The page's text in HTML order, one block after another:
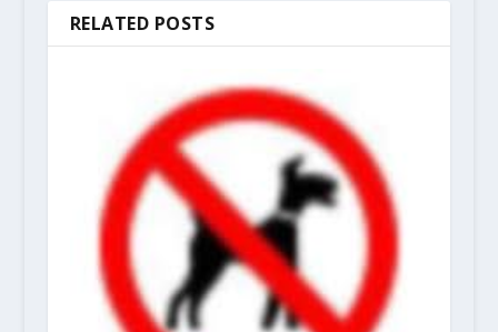
RELATED POSTS